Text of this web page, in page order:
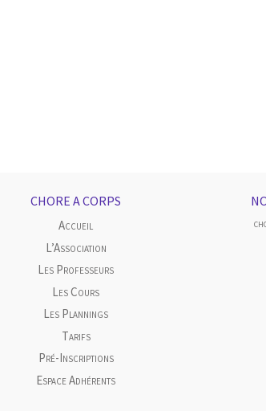
CHORE A CORPS
Accueil
L’Association
Les Professeurs
Les Cours
Les Plannings
Tarifs
Pré-Inscriptions
Espace Adhérents